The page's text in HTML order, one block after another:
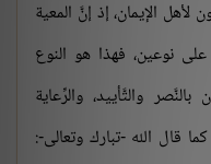
الإيمان، إذ إنَّ المعية
نوعين، فهذا هو النوع
والتَّأييد، والرِّعاية
قال الله -تبارك وتعالى-: